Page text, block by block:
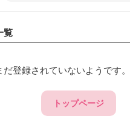
覧
登録されていないようです。
トップページ